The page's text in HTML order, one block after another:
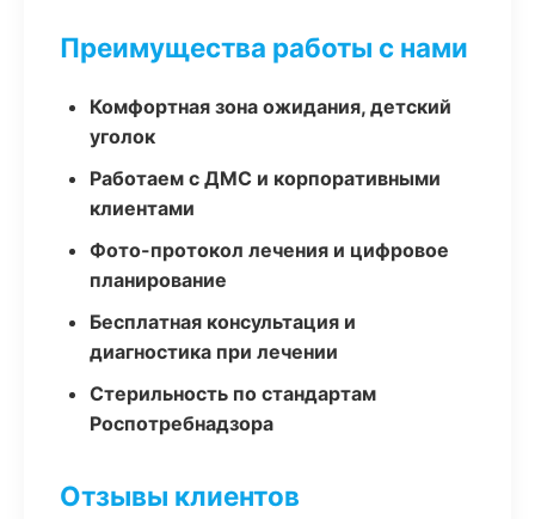
Преимущества работы с нами
Комфортная зона ожидания, детский
уголок
Работаем с ДМС и корпоративными
клиентами
Фото-протокол лечения и цифровое
планирование
Бесплатная консультация и
диагностика при лечении
Стерильность по стандартам
Роспотребнадзора
Отзывы клиентов